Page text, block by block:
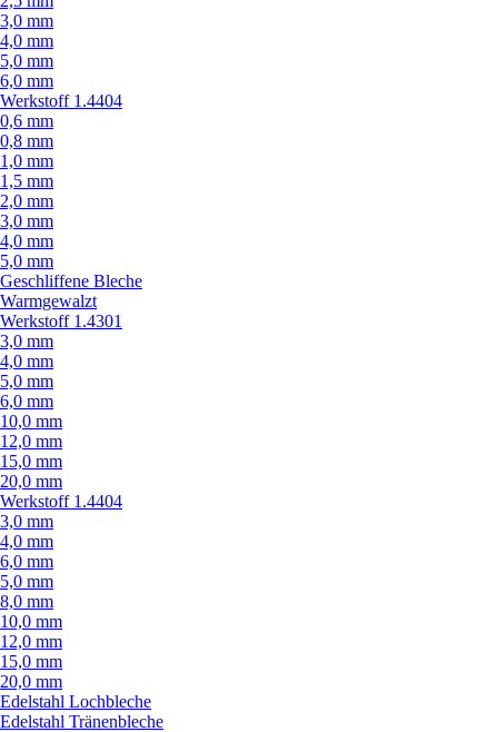
3,0 mm
4,0 mm
5,0 mm
6,0 mm
Werkstoff 1.4404
0,6 mm
0,8 mm
1,0 mm
1,5 mm
2,0 mm
3,0 mm
4,0 mm
5,0 mm
Geschliffene Bleche
Warmgewalzt
Werkstoff 1.4301
3,0 mm
4,0 mm
5,0 mm
6,0 mm
10,0 mm
12,0 mm
15,0 mm
20,0 mm
Werkstoff 1.4404
3,0 mm
4,0 mm
6,0 mm
5,0 mm
8,0 mm
10,0 mm
12,0 mm
15,0 mm
20,0 mm
Edelstahl Lochbleche
Edelstahl Tränenbleche